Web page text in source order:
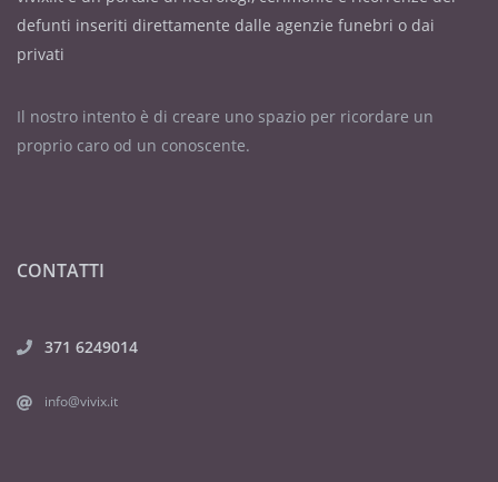
defunti inseriti direttamente dalle agenzie funebri o dai
privati
Il nostro intento è di creare uno spazio per ricordare un
proprio caro od un conoscente.
CONTATTI
371 6249014
info@vivix.it